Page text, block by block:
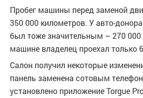
Пробег машины перед заменой
350 000 километров. У авто-
был тоже значительным – 270
машине владелец проехал только
Салон получил некоторые
панель заменена сотовым
установлено приложение Torgue